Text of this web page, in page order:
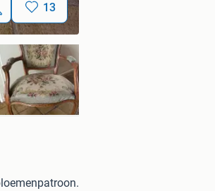
13